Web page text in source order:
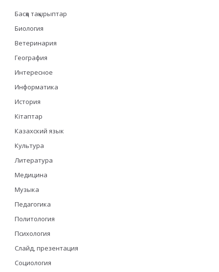
Басқа тақырыптар
Биология
Ветеринария
География
Интересное
Информатика
История
Кітаптар
Казахский язык
Культура
Литература
Медицина
Музыка
Педагогика
Политология
Психология
Слайд, презентация
Социология